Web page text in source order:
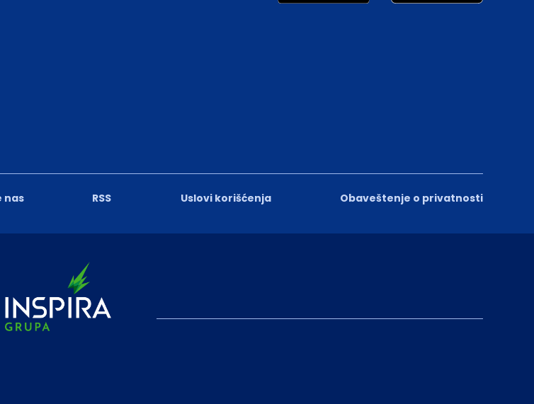
nas RSS Uslovi korišćenja Obaveštenje o privatnosti